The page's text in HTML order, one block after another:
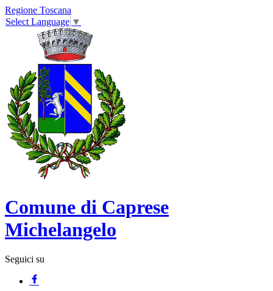
Regione Toscana
Select Language ▼
Comune di Caprese
Michelangelo
Seguici su